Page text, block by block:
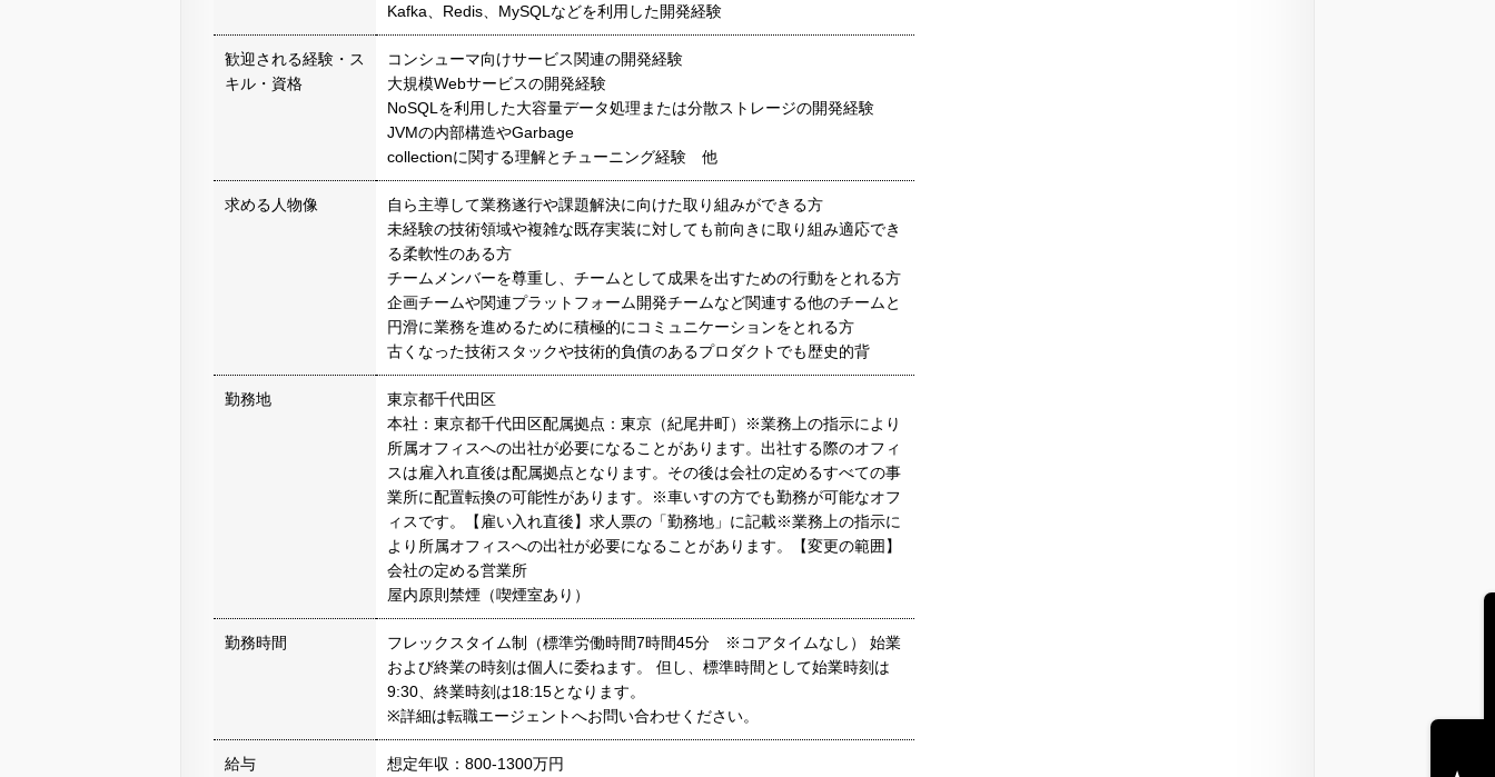
Kafka、Redis、MySQLなどを利用した開発経験
歓迎される経験・ス
キル・資格
コンシューマ向けサービス関連の開発経験
大規模Webサービスの開発経験
NoSQLを利用した大容量データ処理または分散ストレージの開発経験
JVMの内部構造やGarbage
collectionに関する理解とチューニング経験 他
求める人物像
自ら主導して業務遂行や課題解決に向けた取り組みができる方
未経験の技術領域や複雑な既存実装に対しても前向きに取り組み適応でき
る柔軟性のある方
チームメンバーを尊重し、チームとして成果を出すための行動をとれる方
企画チームや関連プラットフォーム開発チームなど関連する他のチームと
円滑に業務を進めるために積極的にコミュニケーションをとれる方
古くなった技術スタックや技術的負債のあるプロダクトでも歴史的背
勤務地
東京都千代田区
本社：東京都千代田区配属拠点：東京（紀尾井町）※業務上の指示により
所属オフィスへの出社が必要になることがあります。出社する際のオフィ
スは雇入れ直後は配属拠点となります。その後は会社の定めるすべての事
業所に配置転換の可能性があります。※車いすの方でも勤務が可能なオフ
ィスです。【雇い入れ直後】求人票の「勤務地」に記載※業務上の指示に
より所属オフィスへの出社が必要になることがあります。【変更の範囲】
会社の定める営業所
屋内原則禁煙（喫煙室あり）
勤務時間
フレックスタイム制（標準労働時間7時間45分 ※コアタイムなし） 始業
および終業の時刻は個人に委ねます。 但し、標準時間として始業時刻は
9:30、終業時刻は18:15となります。
※詳細は転職エージェントへお問い合わせください。
給与 想定年収：800-1300万円